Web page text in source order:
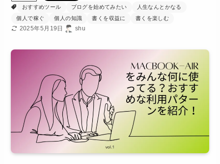
おすすめツール
ブログを始めてみたい
人生なんとかなる
個人で稼ぐ
個人の知識 書くを収益に 書くを楽しむ
2025年5月19日 shu